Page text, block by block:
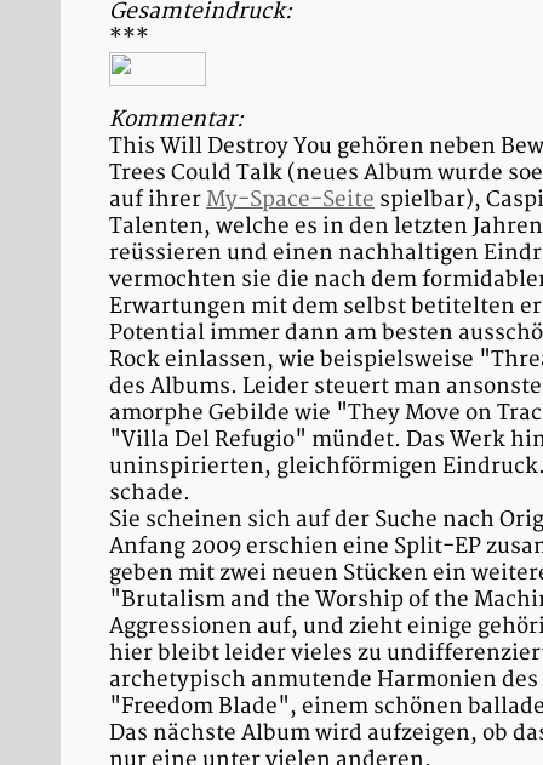
Gesamteindruck:
***
Kommentar:
This Will Destroy You gehören neben
Trees Could Talk (neues Album wurde
auf ihrerMy-Space-Seite spielbar),
Talenten, welche es in den letzten
reüssieren und einen nachhaltigen
vermochten sie die nach dem
Erwartungen mit dem selbst betitelten
Potential immer dann am besten
Rock einlassen, wie beispielsweise
des Albums. Leider steuert man
amorphe Gebilde wie "They Move on
"Villa Del Refugio" mündet. Das Werk
uninspirierten, gleichförmigen
schade.
Sie scheinen sich auf der Suche nach
Anfang 2009 erschien eine Split-EP
geben mit zwei neuen Stücken ein
"Brutalism and the Worship of the
Aggressionen auf, und zieht einige
hier bleibt leider vieles zu
archetypisch anmutende Harmonien
"Freedom Blade", einem schönen
Das nächste Album wird aufzeigen, ob
nur eine unter vielen anderen.